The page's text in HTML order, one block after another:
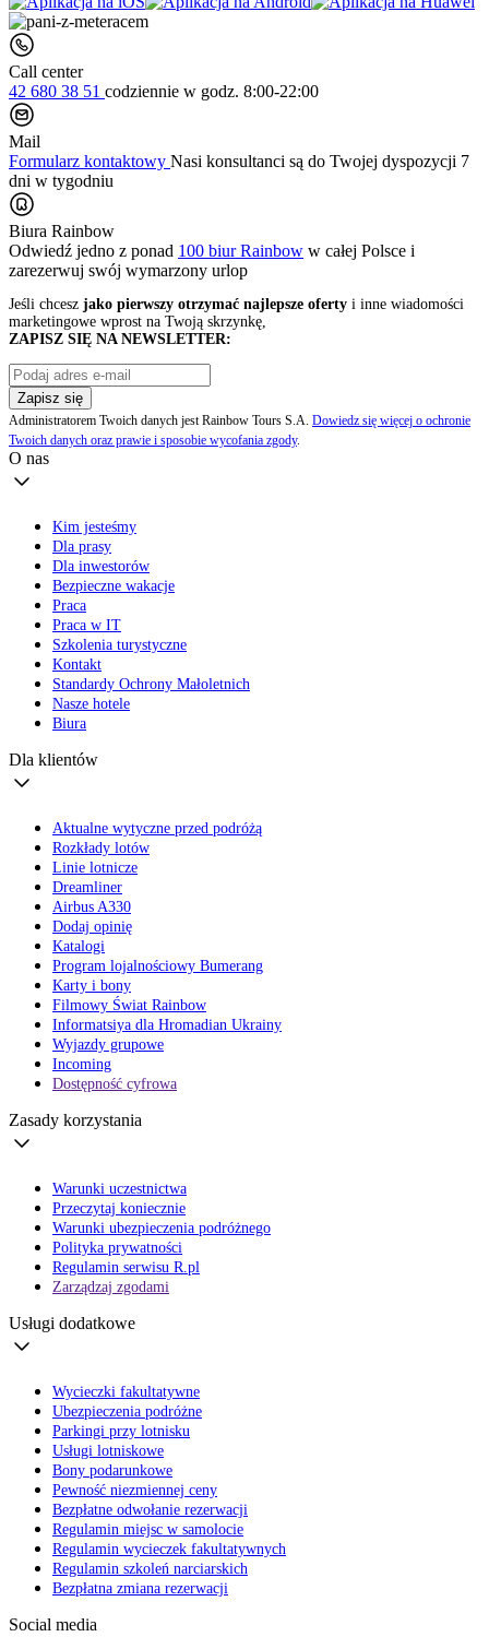
Call center
42 680 38 51 codziennie w godz. 8:00-22:00
Mail
Formularz kontaktowy Nasi konsultanci są do Twojej dyspozycji 7
dni w tygodniu
Biura Rainbow
Odwiedź jedno z ponad 100 biur Rainbow w całej Polsce i
zarezerwuj swój wymarzony urlop
Jeśli chcesz jako pierwszy otrzymać najlepsze oferty i inne wiadomości
marketingowe wprost na Twoją skrzynkę,
ZAPISZ SIĘ NA NEWSLETTER:
Zapisz się
Administratorem Twoich danych jest Rainbow Tours S.A. Dowiedz się więcej o ochronie
Twoich danych oraz prawie i sposobie wycofania zgody.
O nas
Kim jesteśmy
Dla prasy
Dla inwestorów
Bezpieczne wakacje
Praca
Praca w IT
Szkolenia turystyczne
Kontakt
Standardy Ochrony Małoletnich
Nasze hotele
Biura
Dla klientów
Aktualne wytyczne przed podróżą
Rozkłady lotów
Linie lotnicze
Dreamliner
Airbus A330
Dodaj opinię
Katalogi
Program lojalnościowy Bumerang
Karty i bony
Filmowy Świat Rainbow
Informatsiya dla Hromadian Ukrainy
Wyjazdy grupowe
Incoming
Dostępność cyfrowa
Zasady korzystania
Warunki uczestnictwa
Przeczytaj koniecznie
Warunki ubezpieczenia podróżnego
Polityka prywatności
Regulamin serwisu R.pl
Zarządzaj zgodami
Usługi dodatkowe
Wycieczki fakultatywne
Ubezpieczenia podróżne
Parkingi przy lotnisku
Usługi lotniskowe
Bony podarunkowe
Pewność niezmiennej ceny
Bezpłatne odwołanie rezerwacji
Regulamin miejsc w samolocie
Regulamin wycieczek fakultatywnych
Regulamin szkoleń narciarskich
Bezpłatna zmiana rezerwacji
Social media